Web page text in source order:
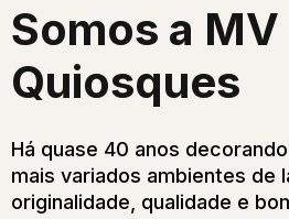
Somos a MV
Quiosques​
Há quase 40 anos
mais variados ambientes de
originalidade, qualidade e